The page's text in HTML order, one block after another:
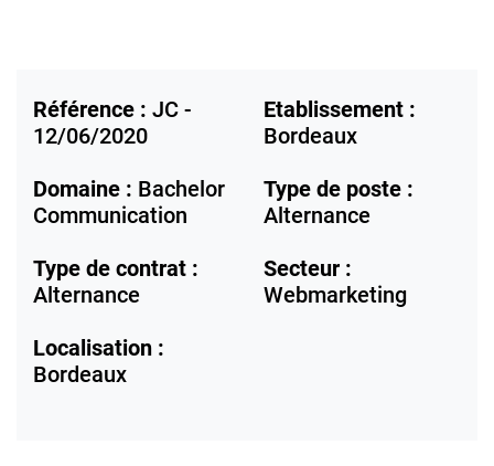
Référence : JC -
12/06/2020
Etablissement :
Bordeaux
Domaine : Bachelor
Communication
Type de poste :
Alternance
Type de contrat :
Alternance
Secteur :
Webmarketing
Localisation :
Bordeaux